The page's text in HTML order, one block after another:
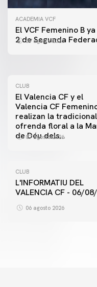
ACADEMIA VCF
El VCF Femenino B
2 de Segunda
07 agosto 2026
PRIMER EQUIPO
ENTRENAMIENTO
CLUB
El Valencia CF y el
Valencia CF
realizan la tradicional
ofrenda floral a la
de Déu dels
07 agosto 2026
CLUB
L'INFORMATIU DEL
VALENCIA CF - 06/
06 agosto 2026